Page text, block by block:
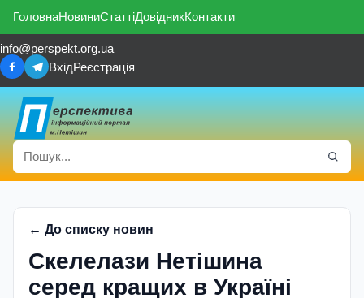
ГоловнаНовиниСтаттіДовідникКонтакти
info@perspekt.org.ua
ВхідРеєстрація
← До списку новин
Скелелази Нетішина
серед кращих в Україні